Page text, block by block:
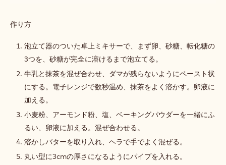
作り方
茶
ー
キ
泡立て器のついた卓上ミキサーで、まず卵、砂糖、転化糖の
3つを、砂糖が完全に溶けるまで泡立てる。
牛乳と抹茶を混ぜ合わせ、ダマが残らないようにペースト状
にする。電子レンジで数秒温め、抹茶をよく溶かす。卵液に
加える。
小麦粉、アーモンド粉、塩、ベーキングパウダーを一緒にふ
るい、卵液に加える。混ぜ合わせる。
溶かしバターを取り入れ、ヘラで手でよく混ぜる。
丸い型に3cmの厚さになるようにパイプを入れる。